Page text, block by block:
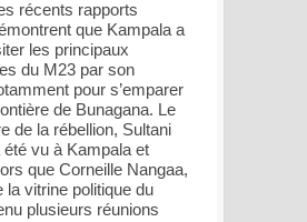
récents rapports
que Kampala a
les principaux
du M23 par son
pour s’emparer
de Bunagana. Le
de la rébellion, Sultani
vu à Kampala et
que Corneille Nangaa,
la vitrine politique du
plusieurs réunions